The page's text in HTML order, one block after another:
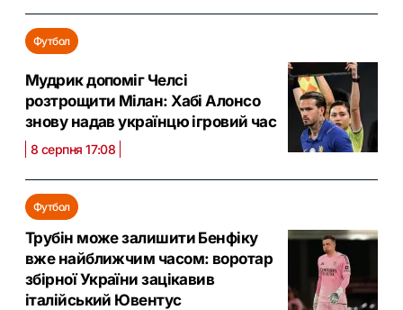
Футбол
Мудрик допоміг Челсі
розтрощити Мілан: Хабі Алонсо
знову надав українцю ігровий час
8 серпня 17:08
Футбол
Трубін може залишити Бенфіку
вже найближчим часом: воротар
збірної України зацікавив
італійський Ювентус